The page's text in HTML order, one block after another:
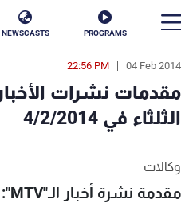
PROGRAMS
NEWSCASTS
04 Feb 2014
22:56 PM
مقدمات نشرات
الثلثاء في 4/2/2014
وكالات
مقدمة نشرة أخبار الـ"MTV":
en
الأخبار